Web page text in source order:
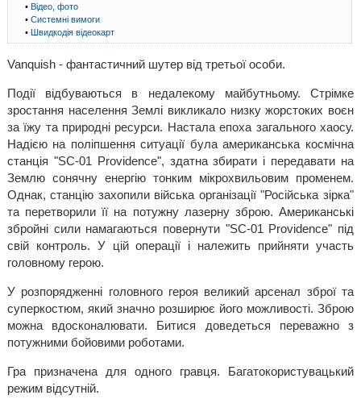
•Відео, фото
•Системні вимоги
•Швидкодія відеокарт
Vanquish - фантастичний шутер від третьої особи.
Події відбуваються в недалекому майбутньому. Стрімке
зростання населення Землі викликало низку жорстоких воєн
за їжу та природні ресурси. Настала епоха загального хаосу.
Надією на поліпшення ситуації була американська космічна
станція "SC-01 Providence", здатна збирати і передавати на
Землю сонячну енергію тонким мікрохвильовим променем.
Однак, станцію захопили війська організації "Російська зірка"
та перетворили її на потужну лазерну зброю. Американські
збройні сили намагаються повернути "SC-01 Providence" під
свій контроль. У цій операції і належить прийняти участь
головному герою.
У розпорядженні головного героя великий арсенал зброї та
суперкостюм, який значно розширює його можливості. Зброю
можна вдосконалювати. Битися доведеться переважно з
потужними бойовими роботами.
Гра призначена для одного гравця. Багатокористувацький
режим відсутній.